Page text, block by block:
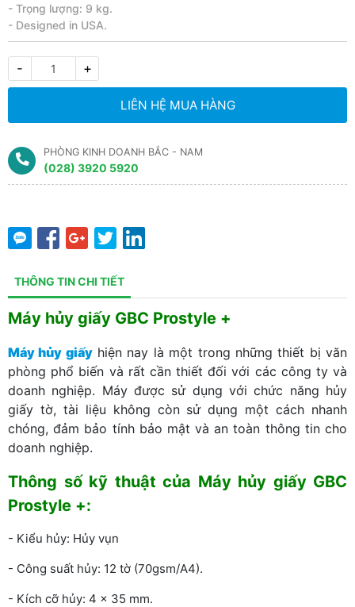
- Trọng lượng: 9 kg.
- Designed in USA.
- +
LIÊN HỆ MUA HÀNG
PHÒNG KINH DOANH BẮC - NAM
(028) 3920 5920
THÔNG TIN CHI TIẾT
Máy hủy giấy GBC Prostyle +
Máy hủy giấyhiện nay là một trong những thiết bị văn
phòng phổ biến và rất cần thiết đối với các công ty và
doanh nghiệp. Máy được sử dụng với chức năng hủy
giấy tờ, tài liệu không còn sử dụng một cách nhanh
chóng, đảm bảo tính bảo mật và an toàn thông tin cho
doanh nghiệp.
Thông số kỹ thuật của Máy hủy giấy GBC
Prostyle +:
- Kiểu hủy: Hủy vụn
- Công suất hủy: 12 tờ (70gsm/A4).
- Kích cỡ hủy: 4 x 35 mm.